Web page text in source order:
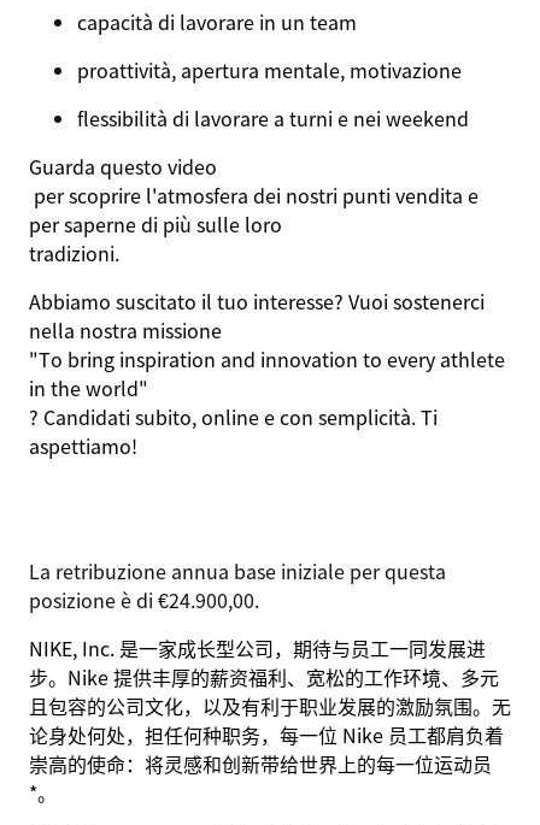
capacità di lavorare in un team
proattività, apertura mentale, motivazione
flessibilità di lavorare a turni e nei weekend
Guarda questo video
per scoprire l'atmosfera dei nostri punti vendita e
per saperne di più sulle loro
tradizioni.
Abbiamo suscitato il tuo interesse? Vuoi sostenerci
nella nostra missione
"To bring inspiration and innovation to every athlete
in the world"
? Candidati subito, online e con semplicità. Ti
aspettiamo!
La retribuzione annua base iniziale per questa
posizione è di €24.900,00.
NIKE, Inc. 是一家成长型公司，期待与员工一同发展进
步。Nike 提供丰厚的薪资福利、宽松的工作环境、多元
且包容的公司文化，以及有利于职业发展的激励氛围。无
论身处何处，担任何种职务，每一位 Nike 员工都肩负着
崇高的使命：将灵感和创新带给世界上的每一位运动员
*。